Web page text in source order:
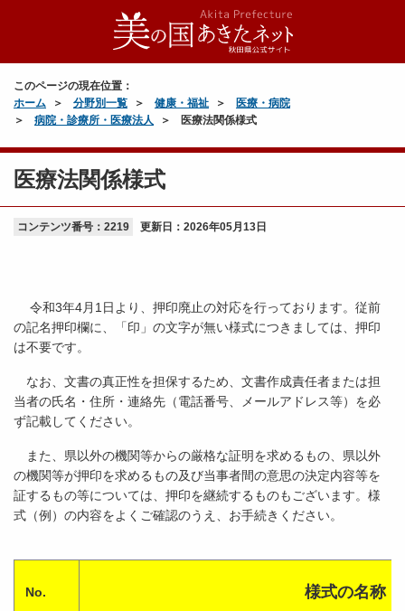
このページの現在位置：
ホーム
分野別一覧 健康・福祉
医療・病院
病院・診療所・医療法人
医療法関係様式
医療法関係様式
コンテンツ番号：2219 更新日： 2026年05月13日
令和3年4月1日より、押印廃止の対応を行っております。従前
の記名押印欄に、「印」の文字が無い様式につきましては、押印
は不要です。
なお、文書の真正性を担保するため、文書作成責任者または担
当者の氏名・住所・連絡先（電話番号、メールアドレス等）を必
ず記載してください。
また、県以外の機関等からの厳格な証明を求めるもの、県以外
の機関等が押印を求めるもの及び当事者間の意思の決定内容等を
証するもの等については、押印を継続するものもございます。様
式（例）の内容をよくご確認のうえ、お手続きください。
No. 様式の名称